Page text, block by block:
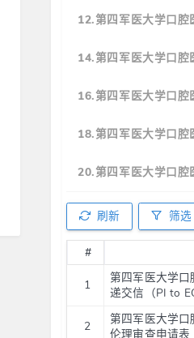
12.第四军医大学口腔
14.第四军医大学口
16.第四军医大学口
18.第四军医大学口
20.第四军医大学口
刷新 筛选
#
1
第四军医大学
递交信（PI to
2
第四军医大学
伦理审查申请表